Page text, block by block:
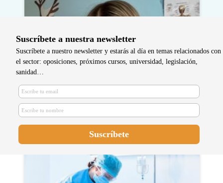
De los apuntes a Instagram: las
redes sociales como apoyo al
estudiante
Suscríbete a nuestra newsletter
Suscríbete a nuestro newsletter y estarás al día en temas relacionados con
el sector: oposiciones, próximos cursos, universidad, legislación,
sanidad…